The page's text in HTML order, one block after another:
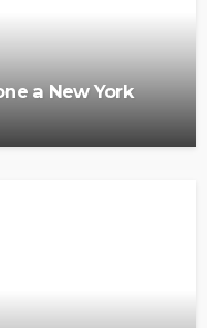
a New York